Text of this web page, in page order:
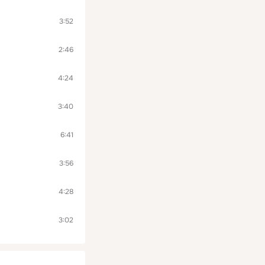
3:52
2:46
4:24
3:40
6:41
3:56
4:28
3:02